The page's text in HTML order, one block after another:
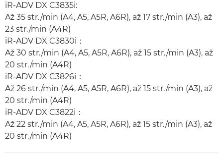
iR-ADV DX C3835i:
Až 35 str./min (A4, A5, A5R, A6R), až 17 str./min (A3), až
23 str./min (A4R)
iR-ADV DX C3830i：
Až 30 str./min (A4, A5, A5R, A6R), až 15 str./min (A3), až
20 str./min (A4R)
iR-ADV DX C3826i：
Až 26 str./min (A4, A5, A5R, A6R), až 15 str./min (A3), až
20 str./min (A4R)
iR-ADV DX C3822i：
Až 22 str./min (A4, A5, A5R, A6R), až 15 str./min (A3), až
20 str./min (A4R)